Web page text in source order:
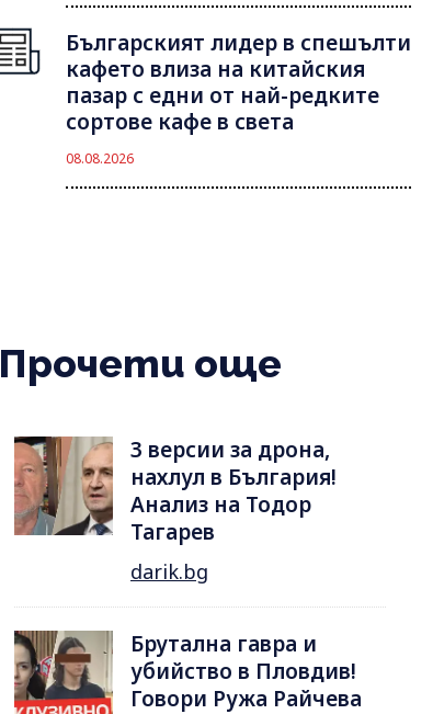
Българският лидер в спешълти
кафето влиза на китайския
пазар с едни от най-редките
сортове кафе в света
08.08.2026
Прочети още
3 версии за дрона,
нахлул в България!
Анализ на Тодор
Тагарев
darik.bg
Брутална гавра и
убийство в Пловдив!
Говори Ружа Райчева